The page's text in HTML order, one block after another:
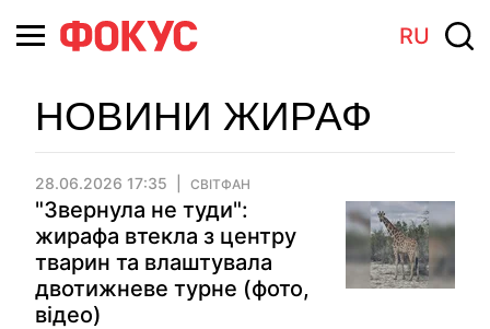
RU
НОВИНИ ЖИРАФ
28.06.2026 17:35 СВІТФАН
"Звернула не туди":
жирафа втекла з центру
тварин та влаштувала
двотижневе турне (фото,
відео)